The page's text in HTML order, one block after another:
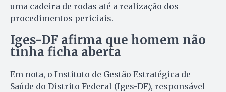
uma cadeira de rodas até a realização dos
procedimentos periciais.
Iges-DF afirma que homem não
tinha ficha aberta
Em nota, o Instituto de Gestão Estratégica de
Saúde do Distrito Federal (Iges-DF), responsável